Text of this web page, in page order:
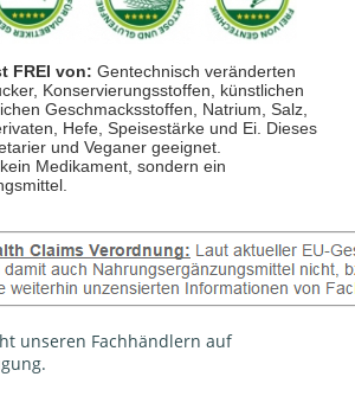
FREI von: Gentechnisch veränderten
Konservierungsstoffen, künstlichen
Geschmacksstoffen, Natrium, Salz,
Hefe, Speisestärke und Ei. Dieses
und Veganer geeignet.
Medikament, sondern ein
unseren Fachhändlern auf